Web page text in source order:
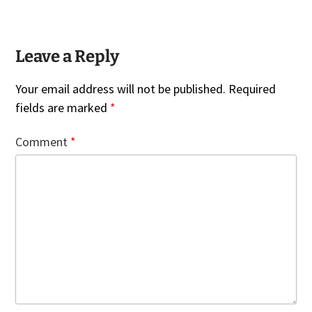
Leave a Reply
Your email address will not be published. Required
fields are marked *
Comment *